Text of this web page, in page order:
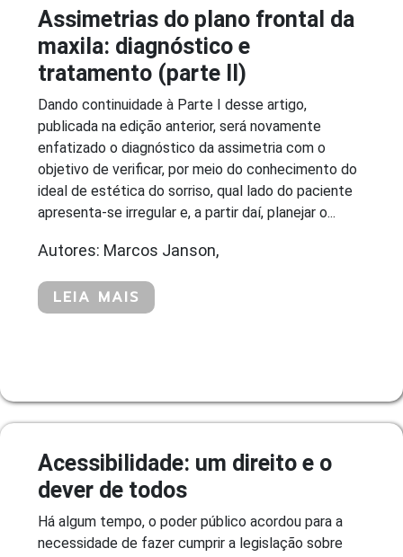
Assimetrias do plano frontal da
maxila: diagnóstico e
tratamento (parte II)
Dando continuidade à Parte I desse artigo,
publicada na edição anterior, será novamente
enfatizado o diagnóstico da assimetria com o
objetivo de verificar, por meio do conhecimento do
ideal de estética do sorriso, qual lado do paciente
apresenta-se irregular e, a partir daí, planejar o...
Autores: Marcos Janson,
LEIA MAIS
Acessibilidade: um direito e o
dever de todos
Há algum tempo, o poder público acordou para a
necessidade de fazer cumprir a legislação sobre